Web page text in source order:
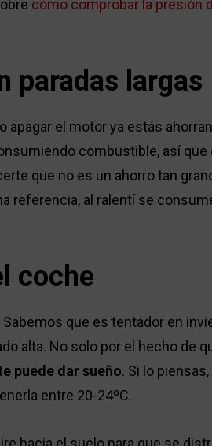
cómo comprobar la presión
paradas largas
apagar el motor ya estás
combustible, así que
que no es un ahorro tan
referencia, al ralentí se
coche
que es tentador en
alta. No solo por el hecho de
puede dar sueño. Si lo
entre 20-24ºC.